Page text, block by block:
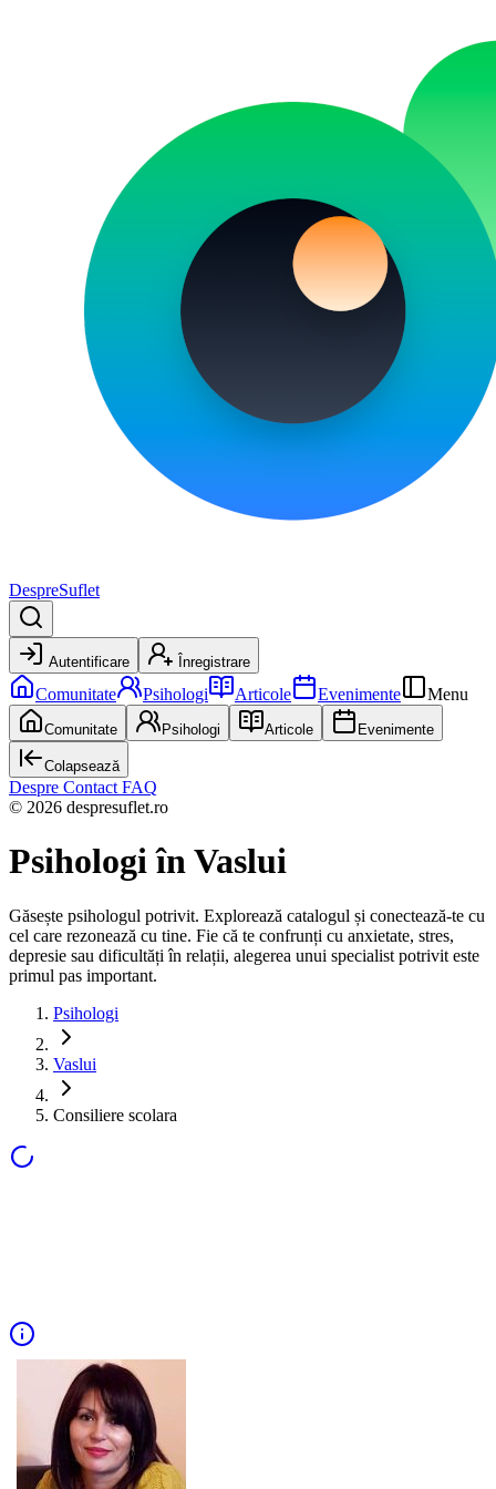
DespreSuflet
Autentificare Înregistrare
Comunitate Psihologi Articole Evenimente Menu
Comunitate Psihologi Articole Evenimente
Colapsează
Despre Contact FAQ
© 2026 despresuflet.ro
Psihologiîn Vaslui
Găsește psihologul potrivit. Explorează catalogul și conectează-te cu
cel care rezonează cu tine. Fie că te confrunți cu anxietate, stres,
depresie sau dificultăți în relații, alegerea unui specialist potrivit este
primul pas important.
Psihologi
Vaslui
Consiliere scolara